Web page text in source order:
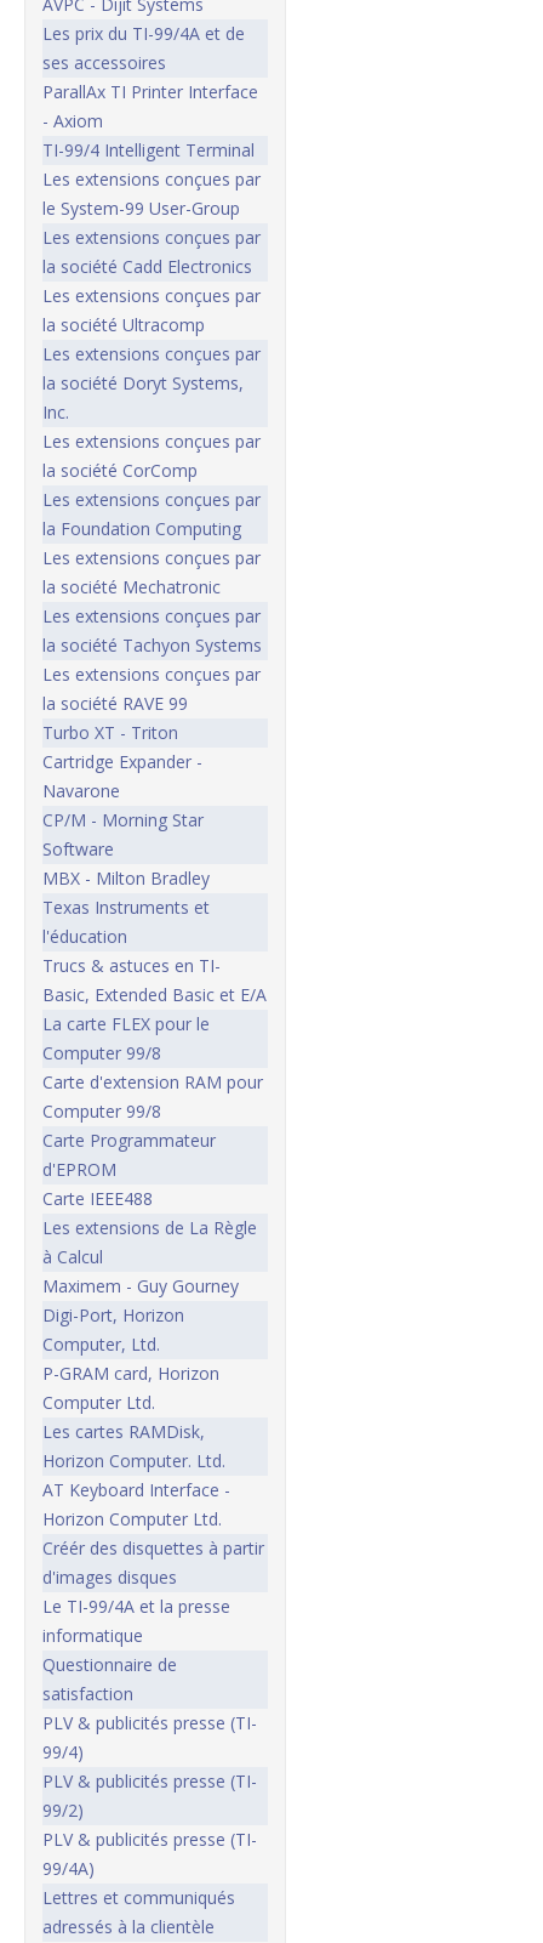
AVPC - Dijit Systems
Les prix du TI-99/4A et de
ses accessoires
ParallAx TI Printer Interface
- Axiom
TI-99/4 Intelligent Terminal
Les extensions conçues par
le System-99 User-Group
Les extensions conçues par
la société Cadd Electronics
Les extensions conçues par
la société Ultracomp
Les extensions conçues par
la société Doryt Systems,
Inc.
Les extensions conçues par
la société CorComp
Les extensions conçues par
la Foundation Computing
Les extensions conçues par
la société Mechatronic
Les extensions conçues par
la société Tachyon Systems
Les extensions conçues par
la société RAVE 99
Turbo XT - Triton
Cartridge Expander -
Navarone
CP/M - Morning Star
Software
MBX - Milton Bradley
Texas Instruments et
l'éducation
Trucs & astuces en TI-
Basic, Extended Basic et E/A
La carte FLEX pour le
Computer 99/8
Carte d'extension RAM pour
Computer 99/8
Carte Programmateur
d'EPROM
Carte IEEE488
Les extensions de La Règle
à Calcul
Maximem - Guy Gourney
Digi-Port, Horizon
Computer, Ltd.
P-GRAM card, Horizon
Computer Ltd.
Les cartes RAMDisk,
Horizon Computer. Ltd.
AT Keyboard Interface -
Horizon Computer Ltd.
Créér des disquettes à partir
d'images disques
Le TI-99/4A et la presse
informatique
Questionnaire de
satisfaction
PLV & publicités presse (TI-
99/4)
PLV & publicités presse (TI-
99/2)
PLV & publicités presse (TI-
99/4A)
Lettres et communiqués
adressés à la clientèle